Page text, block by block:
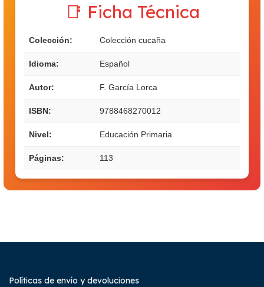
📑 Ficha Técnica
Colección: Colección cucaña
Idioma: Español
Autor: F. García Lorca
ISBN: 9788468270012
Nivel: Educación Primaria
Páginas: 113
Políticas de envío y devoluciones